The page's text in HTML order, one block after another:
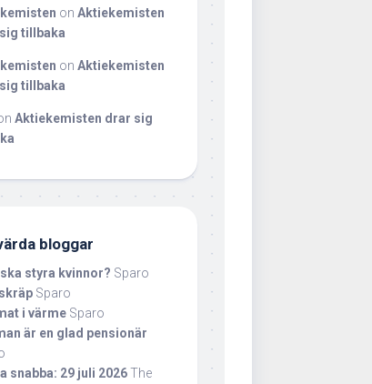
on Aktiekemisten
tillbaka
on Aktiekemisten
tillbaka
Aktiekemisten drar sig
bloggar
styra kvinnor? Sparo
Sparo
i värme Sparo
är en glad pensionär
snabba: 29 juli 2026The